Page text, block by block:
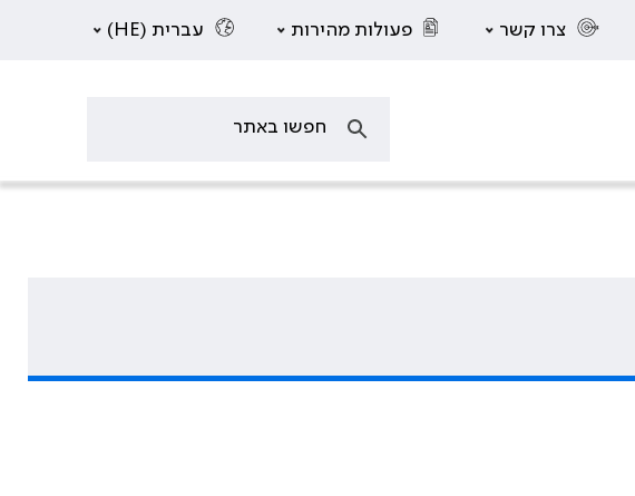
צרו קשר פעולות מהירות עברית (HE)